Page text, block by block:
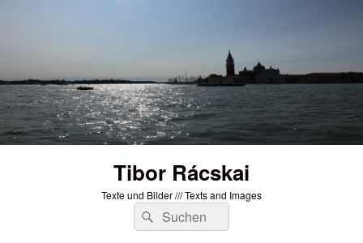
Tibor Rácskai
Texte und Bilder /// Texts and Images
Suchen
nach:
Suchen